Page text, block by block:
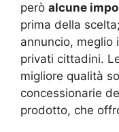
però alcune
prima della
annuncio,
privati cittadini.
migliore qualità
concessionarie
prodotto, che